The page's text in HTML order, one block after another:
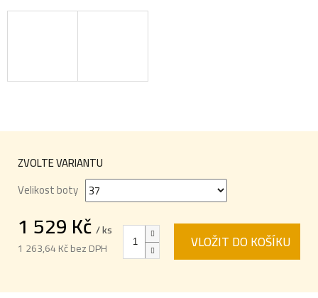
ZVOLTE VARIANTU
Velikost boty
1 529 Kč / ks
1 263,64 Kč bez DPH
VLOŽIT DO KOŠÍKU